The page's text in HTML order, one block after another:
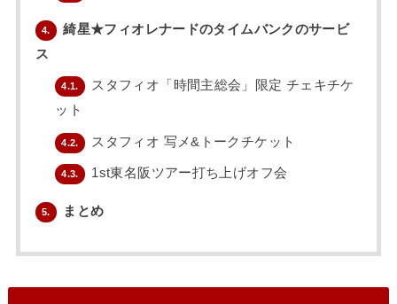
4.
綺星★フィオレナードのタイムバンクのサービ
ス
4.1.
スタフィオ「時間主総会」限定 チェキチケ
ット
4.2. スタフィオ 写メ&トークチケット
4.3. 1st東名阪ツアー打ち上げオフ会
5. まとめ